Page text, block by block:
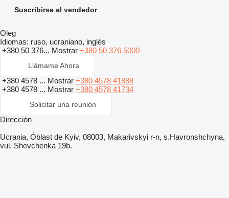
Suscribirse al vendedor
Oleg
Idiomas: ruso, ucraniano, inglés
+380 50 376... Mostrar +380 50 376 5000
Llámame Ahora
+380 4578 ... Mostrar +380 4578 41888
+380 4578 ... Mostrar +380 4578 41734
Solicitar una reunión
Dirección
Ucrania, Óblast de Kyiv, 08003, Makarivskyi r-n, s.Havronshchyna,
vul. Shevchenka 19b.